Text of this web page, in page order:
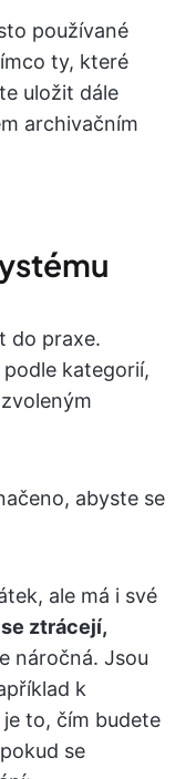
používané
ty, které
uložit dále
archivačním
do praxe.
kategorií,
abyste se
ale má i své
ztrácejí,
náročná. Jsou
k
to, čím budete
se